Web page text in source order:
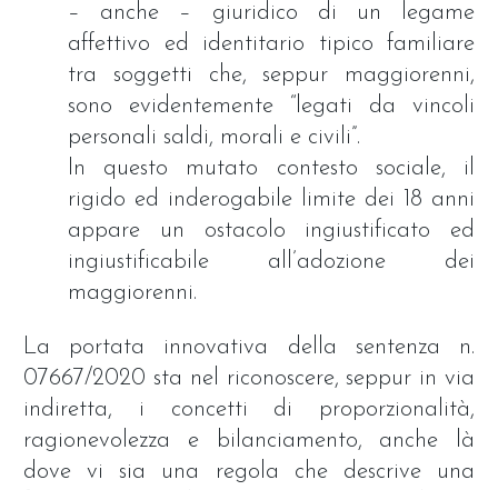
– anche – giuridico di un legame
affettivo ed identitario tipico familiare
tra soggetti che, seppur maggiorenni,
sono evidentemente “legati da vincoli
personali saldi, morali e civili”.
In questo mutato contesto sociale, il
rigido ed inderogabile limite dei 18 anni
appare un ostacolo ingiustificato ed
ingiustificabile all’adozione dei
maggiorenni.
La portata innovativa della sentenza n.
07667/2020 sta nel riconoscere, seppur in via
indiretta, i concetti di proporzionalità,
ragionevolezza e bilanciamento, anche là
dove vi sia una regola che descrive una